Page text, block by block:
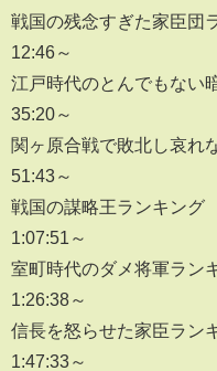
戦国の残念すぎた家臣団
12:46～
江戸時代のとんでもない
35:20～
関ヶ原合戦で敗北し哀れ
51:43～
戦国の謀略王ランキング
1:07:51～
室町時代のダメ将軍ラン
1:26:38～
信長を怒らせた家臣ラン
1:47:33～